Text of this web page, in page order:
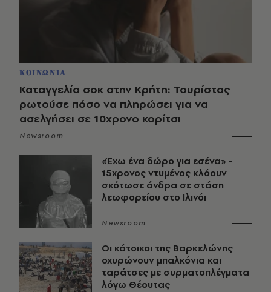
ΚΟΙΝΩΝΙΑ
Καταγγελία σοκ στην Κρήτη: Τουρίστας
ρωτούσε πόσο να πληρώσει για να
ασελγήσει σε 10χρονο κορίτσι
Newsroom
«Έχω ένα δώρο για εσένα» -
15χρονος ντυμένος κλόουν
σκότωσε άνδρα σε στάση
λεωφορείου στο Ιλινόι
Newsroom
Οι κάτοικοι της Βαρκελώνης
οχυρώνουν μπαλκόνια και
ταράτσες με συρματοπλέγματα
λόγω Θέουτας